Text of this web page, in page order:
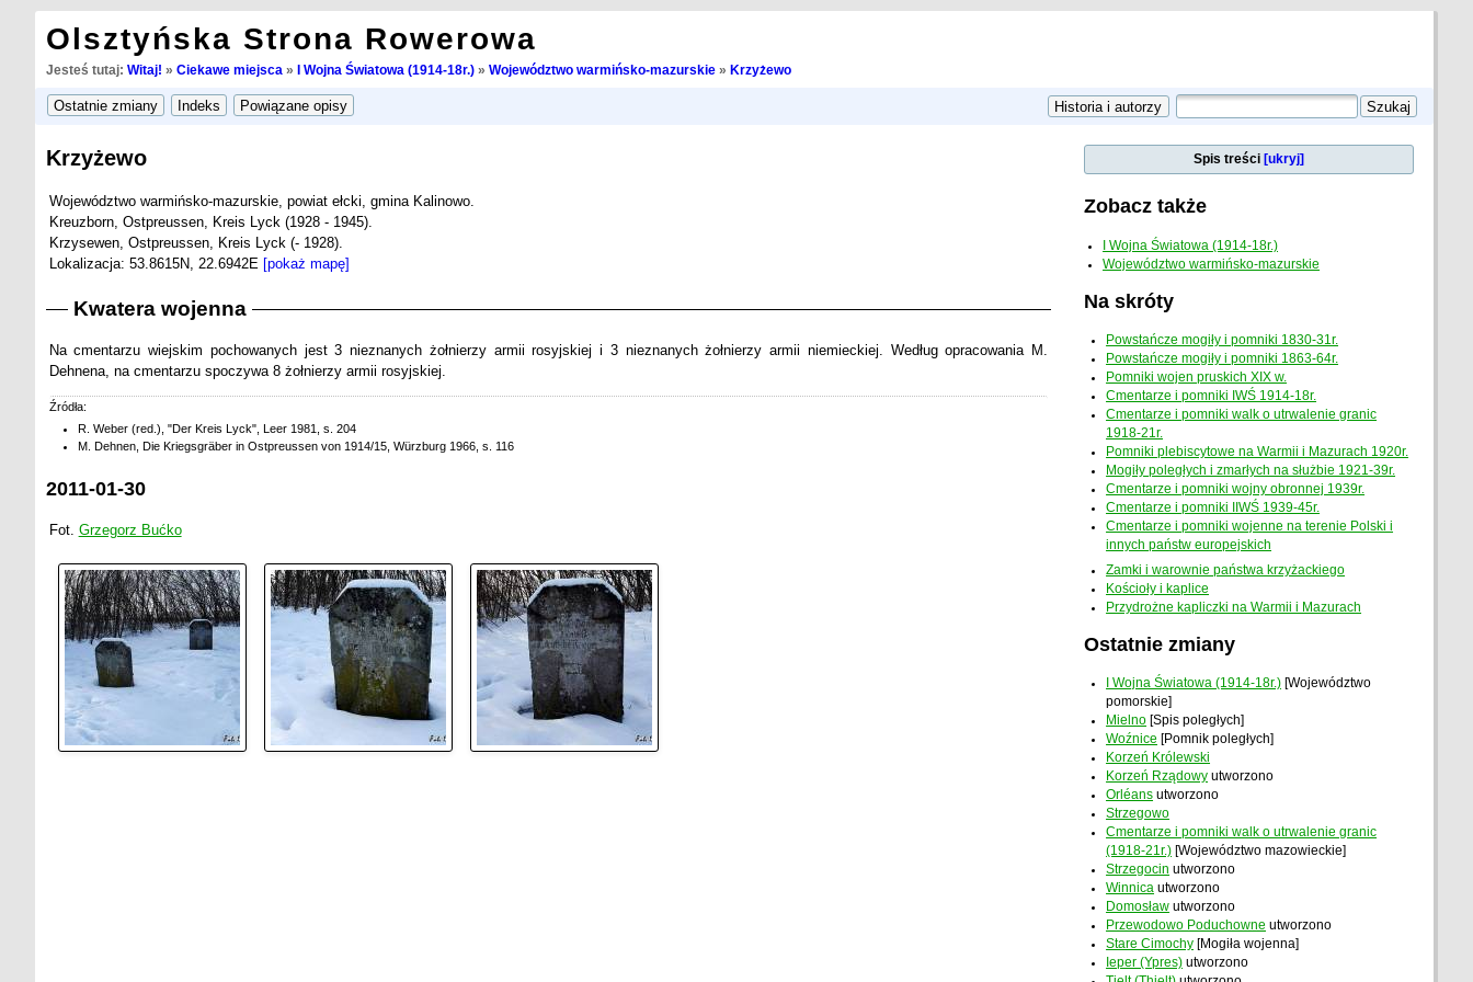
Olsztyńska Strona Rowerowa
Jesteś tutaj: Witaj! » Ciekawe miejsca » I Wojna Światowa (1914-18r.)» Województwo warmińsko-mazurskie» Krzyżewo
Krzyżewo
Województwo warmińsko-mazurskie, powiat ełcki, gmina Kalinowo.
Kreuzborn, Ostpreussen, Kreis Lyck (1928 - 1945).
Krzysewen, Ostpreussen, Kreis Lyck (- 1928).
Lokalizacja: 53.8615N, 22.6942E [pokaż mapę]
Kwatera wojenna
Na cmentarzu wiejskim pochowanych jest 3 nieznanych żołnierzy armii rosyjskiej i 3 nieznanych żołnierzy armii niemieckiej. Według opracowania M.
Dehnena, na cmentarzu spoczywa 8 żołnierzy armii rosyjskiej.
Źródła:
R. Weber (red.), "Der Kreis Lyck", Leer 1981, s. 204
M. Dehnen, Die Kriegsgräber in Ostpreussen von 1914/15, Würzburg 1966, s. 116
2011-01-30
Fot. Grzegorz Bućko
Spis treści [ukryj]
Zobacz także
I Wojna Światowa (1914-18r.)
Województwo warmińsko-mazurskie
Na skróty
Powstańcze mogiły i pomniki 1830-31r.
Powstańcze mogiły i pomniki 1863-64r.
Pomniki wojen pruskich XIX w.
Cmentarze i pomniki IWŚ 1914-18r.
Cmentarze i pomniki walk o utrwalenie granic
1918-21r.
Pomniki plebiscytowe na Warmii i Mazurach 1920r.
Mogiły poległych i zmarłych na służbie 1921-39r.
Cmentarze i pomniki wojny obronnej 1939r.
Cmentarze i pomniki IIWŚ 1939-45r.
Cmentarze i pomniki wojenne na terenie Polski i
innych państw europejskich
Zamki i warownie państwa krzyżackiego
Kościoły i kaplice
Przydrożne kapliczki na Warmii i Mazurach
Ostatnie zmiany
I Wojna Światowa (1914-18r.) [Województwo
pomorskie]
Mielno [Spis poległych]
Woźnice [Pomnik poległych]
Korzeń Królewski
Korzeń Rządowy utworzono
Orléans utworzono
Strzegowo
Cmentarze i pomniki walk o utrwalenie granic
(1918-21r.) [Województwo mazowieckie]
Strzegocin utworzono
Winnica utworzono
Domosław utworzono
Przewodowo Poduchowne utworzono
Stare Cimochy [Mogiła wojenna]
Ieper (Ypres) utworzono